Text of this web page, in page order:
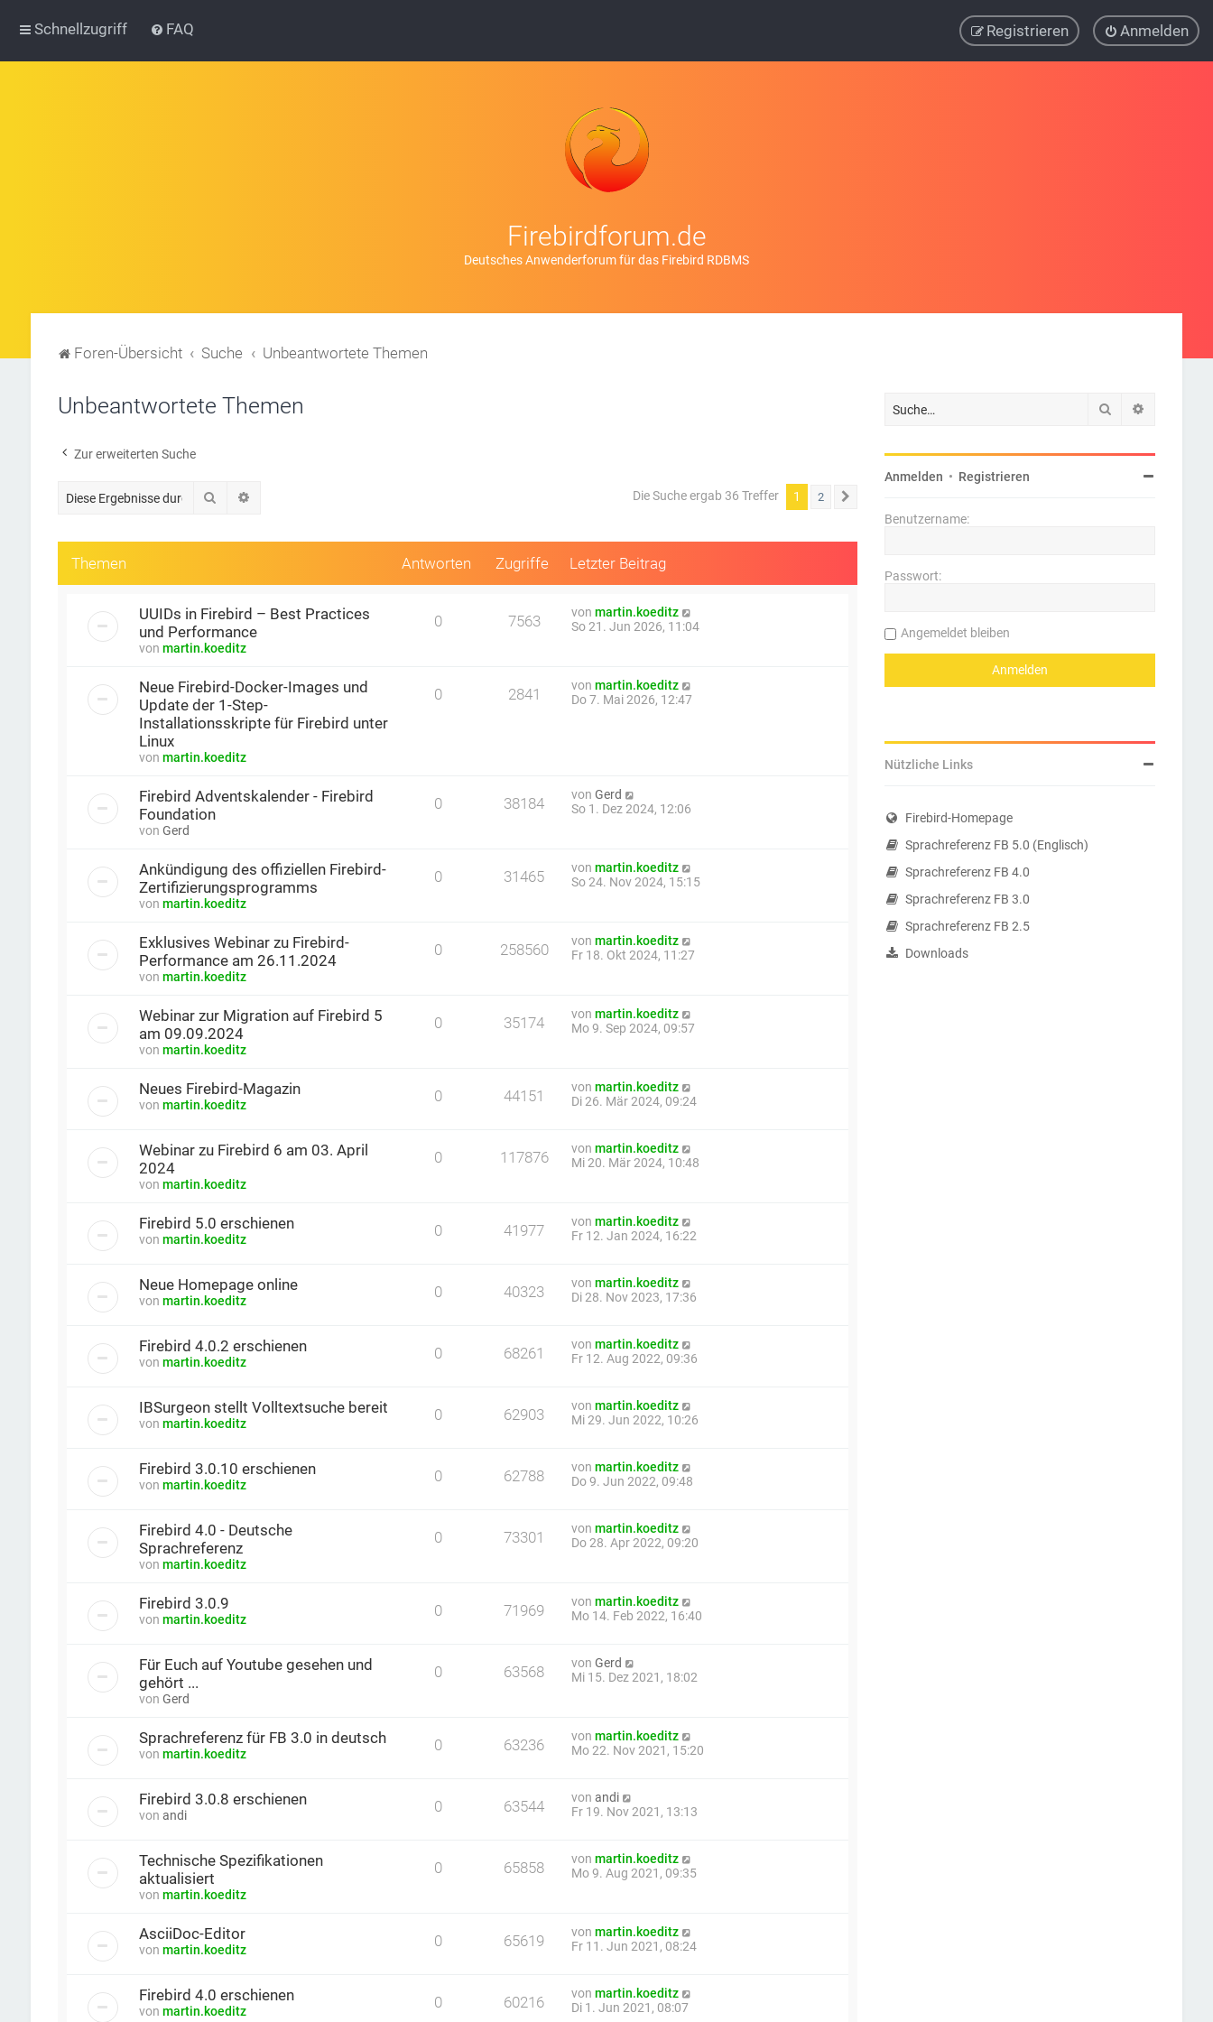
Schnellzugriff FAQ Anmelden
Registrieren
Firebirdforum.de
Deutsches Anwenderforum für das Firebird RDBMS
Foren-Übersicht Suche Unbeantwortete Themen
Unbeantwortete Themen
Zur erweiterten Suche
Suche Die Suche ergab 36 Treffer 1 2
Themen Antworten Zugriffe Letzter Beitrag
UUIDs in Firebird – Best Practices
und Performance
von martin.koeditz
0 7563 vonmartin.koeditz
So 21. Jun 2026, 11:04
Neue Firebird-Docker-Images und
Update der 1-Step-
Installationsskripte für Firebird unter
Linux
von martin.koeditz
0 2841 vonmartin.koeditz
Do 7. Mai 2026, 12:47
Firebird Adventskalender - Firebird
Foundation
von Gerd
0 38184 vonGerd
So 1. Dez 2024, 12:06
Ankündigung des offiziellen Firebird-
Zertifizierungsprogramms
von martin.koeditz
0 31465 vonmartin.koeditz
So 24. Nov 2024, 15:15
Exklusives Webinar zu Firebird-
Performance am 26.11.2024
von martin.koeditz
0 258560 vonmartin.koeditz
Fr 18. Okt 2024, 11:27
Webinar zur Migration auf Firebird 5
am 09.09.2024
von martin.koeditz
0 35174 vonmartin.koeditz
Mo 9. Sep 2024, 09:57
Neues Firebird-Magazin
von martin.koeditz 0 44151 vonmartin.koeditz
Di 26. Mär 2024, 09:24
Webinar zu Firebird 6 am 03. April
2024
von martin.koeditz
0 117876 vonmartin.koeditz
Mi 20. Mär 2024, 10:48
Firebird 5.0 erschienen
von martin.koeditz 0 41977 vonmartin.koeditz
Fr 12. Jan 2024, 16:22
Neue Homepage online
von martin.koeditz 0 40323 vonmartin.koeditz
Di 28. Nov 2023, 17:36
Firebird 4.0.2 erschienen
von martin.koeditz 0 68261 vonmartin.koeditz
Fr 12. Aug 2022, 09:36
IBSurgeon stellt Volltextsuche bereit
von martin.koeditz 0 62903 vonmartin.koeditz
Mi 29. Jun 2022, 10:26
Firebird 3.0.10 erschienen
von martin.koeditz 0 62788 vonmartin.koeditz
Do 9. Jun 2022, 09:48
Firebird 4.0 - Deutsche
Sprachreferenz
von martin.koeditz
0 73301 vonmartin.koeditz
Do 28. Apr 2022, 09:20
Firebird 3.0.9
von martin.koeditz 0 71969 vonmartin.koeditz
Mo 14. Feb 2022, 16:40
Für Euch auf Youtube gesehen und
gehört ...
von Gerd
0 63568 vonGerd
Mi 15. Dez 2021, 18:02
Sprachreferenz für FB 3.0 in deutsch
von martin.koeditz 0 63236 vonmartin.koeditz
Mo 22. Nov 2021, 15:20
Firebird 3.0.8 erschienen
von andi 0 63544 vonandi
Fr 19. Nov 2021, 13:13
Technische Spezifikationen
aktualisiert
von martin.koeditz
0 65858 vonmartin.koeditz
Mo 9. Aug 2021, 09:35
AsciiDoc-Editor
von martin.koeditz 0 65619 vonmartin.koeditz
Fr 11. Jun 2021, 08:24
Firebird 4.0 erschienen
von martin.koeditz 0 60216 vonmartin.koeditz
Di 1. Jun 2021, 08:07
Suche
Anmelden • Registrieren
Benutzername:
Passwort:
Angemeldet bleiben
Nützliche Links
Firebird-Homepage
Sprachreferenz FB 5.0 (Englisch)
Sprachreferenz FB 4.0
Sprachreferenz FB 3.0
Sprachreferenz FB 2.5
Downloads